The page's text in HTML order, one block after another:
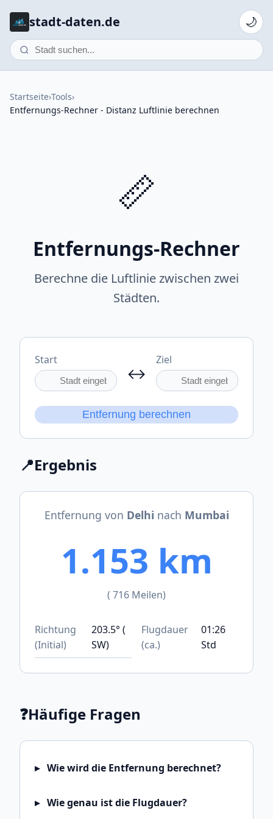
stadt-daten.de 🌙
Startseite›Tools›
Entfernungs-Rechner - Distanz Luftlinie berechnen
📏
Entfernungs-Rechner
Berechne die Luftlinie zwischen zwei
Städten.
Start
↔
Ziel
Entfernung berechnen
📍Ergebnis
Entfernung von Delhi nach Mumbai
1.153 km
( 716 Meilen)
Richtung
(Initial)
203.5° (
SW)
Flugdauer
(ca.)
01:26
Std
❓Häufige Fragen
Wie wird die Entfernung berechnet?
Wie genau ist die Flugdauer?